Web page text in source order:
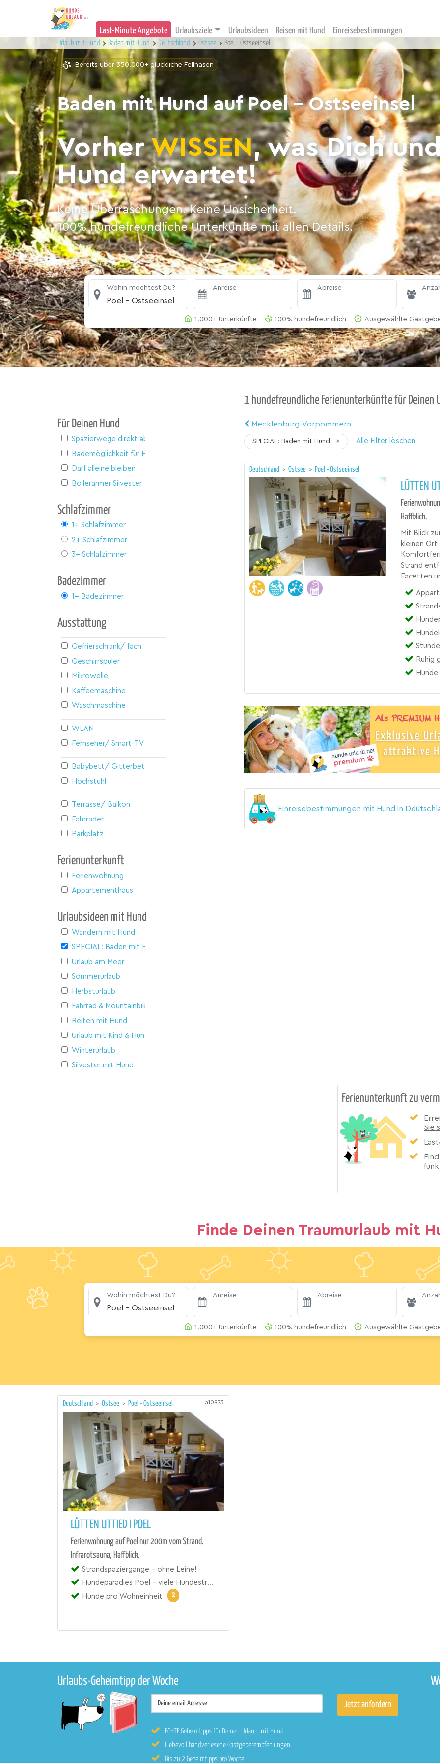
Last-Minute Angebote Urlaubsziele Urlaubsideen Reisen mit Hund Einreisebestimmungen
Urlaub mit Hund Baden mit Hund Deutschland Ostsee Poel - Ostseeinsel
Bereits über 350.000+ glückliche Fellnasen
Baden mit Hund auf Poel - Ostseeinsel
VorherWISSEN, was Dich
Hund erwartet!
Keine Überraschungen. Keine Unsicherheit.
100% hundefreundliche Unterkünfte mit allen Details.
Wohin möchtest Du?
Poel - Ostseeinsel
Anreise Abreise
1.000+ Unterkünfte 100% hundefreundlich Ausgewählte
Für Deinen Hund
Spazierwege direkt ab Haus
Bademöglichkeit für Hunde
Darf alleine bleiben
Böllerarmer Silvester
Schlafzimmer
1+ Schlafzimmer
2+ Schlafzimmer
3+ Schlafzimmer
Badezimmer
1+ Badezimmer
Ausstattung
Gefrierschrank/ fach
Geschirrspüler
Mikrowelle
Kaffeemaschine
Waschmaschine
WLAN
Fernseher/ Smart-TV
Babybett/ Gitterbett
Hochstuhl
Terrasse/ Balkon
Fahrräder
Parkplatz
Ferienunterkunft
Ferienwohnung
Appartementhaus
Urlaubsideen mit Hund
Wandern mit Hund
SPECIAL: Baden mit Hund
Urlaub am Meer
Sommerurlaub
Herbsturlaub
Fahrrad & Mountainbike
Reiten mit Hund
Urlaub mit Kind & Hund
Winterurlaub
Silvester mit Hund
1 hundefreundliche Ferienunterkünfte für Deinen
Mecklenburg-Vorpommern
SPECIAL: Baden mit Hund × Alle Filter löschen
Deutschland > Ostsee > Poel - Ostseeinsel
LÜTTEN
Haffblick.
Mit Blick
kleinen
Strand
Facetten
Ruhig
Einreisebestimmungen mit Hund in
Ferienunterkunft zu
Sie
Finde Deinen Traumurlaub mit
Wohin möchtest Du?
Poel - Ostseeinsel
Anreise Abreise
1.000+ Unterkünfte 100% hundefreundlich Ausgewählte
Deutschland > Ostsee > Poel - Ostseeinsel a10973
LÜTTEN UTTIED I POEL
Ferienwohnung auf Poel nur 200m vom Strand.
Infrarotsauna, Haffblick.
Strandspaziergänge - ohne Leine!
Hundeparadies Poel - viele Hundestrände!
Hunde pro Wohneinheit
2
Urlaubs-Geheimtipp der Woche
ECHTE Geheimtipps für Deinen Urlaub mit Hund
Liebevoll handverlesene Gastgeberempfehlungen
Bis zu 2 Geheimtipps pro Woche